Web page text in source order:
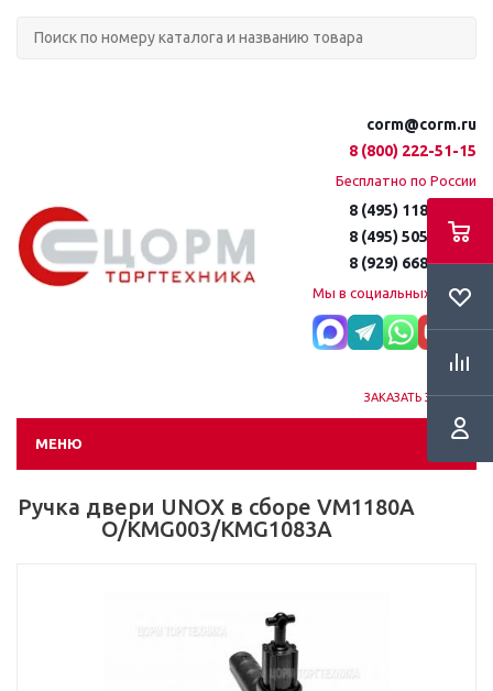
corm@corm.ru
8 (800) 222-51-15
Бесплатно по России
8 (495) 118-61-16
8 (495) 505-51-15
8 (929) 668-95-35
Мы в социальных сетях:
ЗАКАЗАТЬ ЗВОНОК
МЕНЮ
Ручка двери UNOX в сборе VM1180A
O/KMG003/KMG1083А